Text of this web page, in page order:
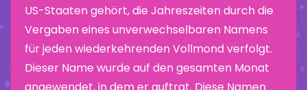
US-Staaten gehört, die Jahreszeiten durch die
Vergaben eines unverwechselbaren Namens
für jeden wiederkehrenden Vollmond verfolgt.
Dieser Name wurde auf den gesamten Monat
angewendet, in dem er auftrat. Diese Namen